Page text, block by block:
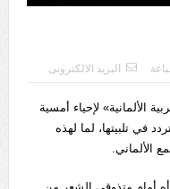
البريد الالكترونى
الألمانية» لإحياء أمسية
في تلبيتها، لما لهذه
الألماني.